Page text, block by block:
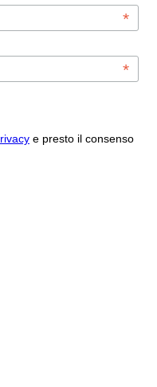
*
*
e presto il consenso